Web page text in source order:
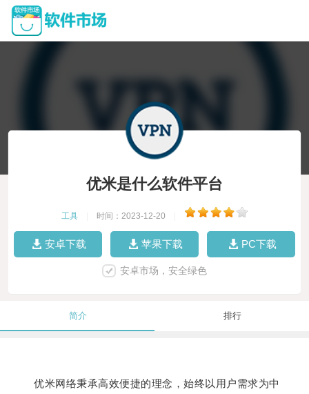
优米是什么软件平台
工具 时间：2023-12-20
安卓下载 苹果下载 PC下载
安卓市场，安全绿色
简介 排行
优米网络秉承高效便捷的理念，始终以用户需求为中